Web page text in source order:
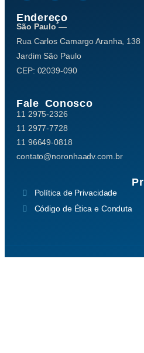
Endereço
São Paulo —
Rua Carlos Camargo Aranha, 138
Jardim São Paulo
CEP: 02039-090
Fale Conosco
11 2975-2326
11 2977-7728
11 96649-0818
contato@noronhaadv.com.br
Política de Privacidade
Código de Ética e Conduta